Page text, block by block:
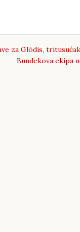
za Glödis, tritusućak
Bundekova ekipa